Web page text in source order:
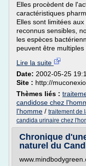
Elles procèdent de
caractéristiques
Elles sont limitées
reconnus sensibles,
les espèces
peuvent être multiples
Lire la suite
Date: 2002-05-25
Site : http://
Thèmes liés :
candidose chez
l'homme / traitement de
candida urinaire chez
Chronique
naturel du